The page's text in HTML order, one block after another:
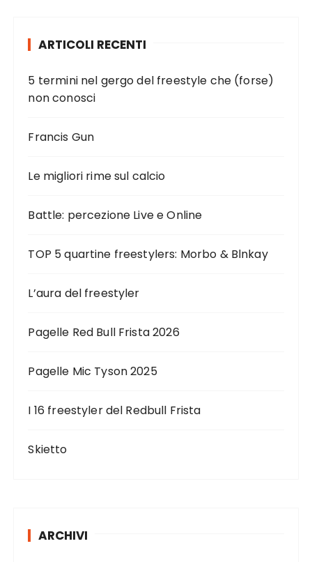
ARTICOLI RECENTI
5 termini nel gergo del freestyle che (forse)
non conosci
Francis Gun
Le migliori rime sul calcio
Battle: percezione Live e Online
TOP 5 quartine freestylers: Morbo & Blnkay
L’aura del freestyler
Pagelle Red Bull Frista 2026
Pagelle Mic Tyson 2025
I 16 freestyler del Redbull Frista
Skietto
ARCHIVI